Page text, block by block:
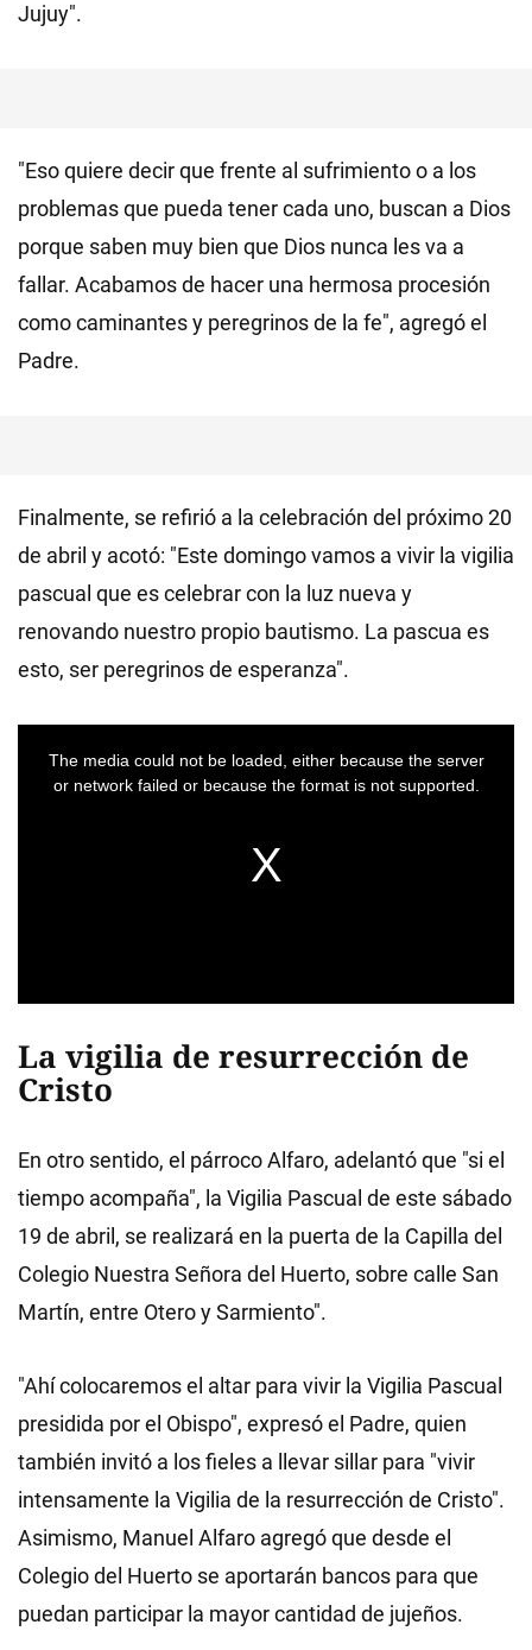
Jujuy".
"Eso quiere decir que frente al sufrimiento o a los
problemas que pueda tener cada uno, buscan a Dios
porque saben muy bien que Dios nunca les va a
fallar. Acabamos de hacer una hermosa procesión
como caminantes y peregrinos de la fe", agregó el
Padre.
Finalmente, se refirió a la celebración del próximo 20
de abril y acotó: "Este domingo vamos a vivir la vigilia
pascual que es celebrar con la luz nueva y
renovando nuestro propio bautismo. La pascua es
esto, ser peregrinos de esperanza".
La vigilia de resurrección de
Cristo
En otro sentido, el párroco Alfaro, adelantó que "si el
tiempo acompaña", la Vigilia Pascual de este sábado
19 de abril, se realizará en la puerta de la Capilla del
Colegio Nuestra Señora del Huerto, sobre calle San
Martín, entre Otero y Sarmiento".
"Ahí colocaremos el altar para vivir la Vigilia Pascual
presidida por el Obispo", expresó el Padre, quien
también invitó a los fieles a llevar sillar para "vivir
intensamente la Vigilia de la resurrección de Cristo".
Asimismo, Manuel Alfaro agregó que desde el
Colegio del Huerto se aportarán bancos para que
puedan participar la mayor cantidad de jujeños.